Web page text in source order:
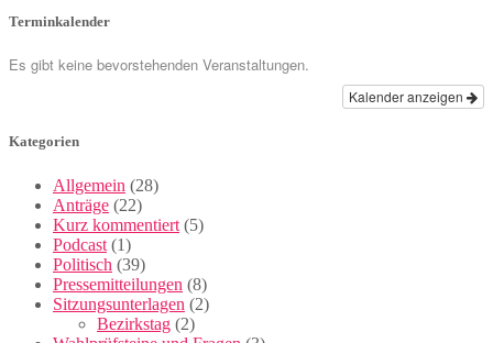
Terminkalender
Es gibt keine bevorstehenden Veranstaltungen.
Kalender anzeigen
Kategorien
Allgemein (28)
Anträge (22)
Kurz kommentiert (5)
Podcast (1)
Politisch (39)
Pressemitteilungen (8)
Sitzungsunterlagen (2)
Bezirkstag (2)